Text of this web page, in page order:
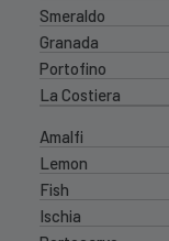
Smeraldo
Granada
Portofino
La Costiera
Amalfi
Lemon
Fish
Ischia